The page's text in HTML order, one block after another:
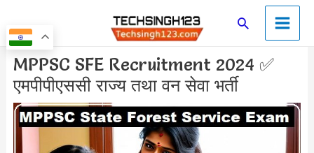
to
content
SearchMain
Menu
MPPSC SFE Recruitment 2024 ✅
एमपीपीएससी राज्य तथा वन सेवा भर्ती
Post
navigation